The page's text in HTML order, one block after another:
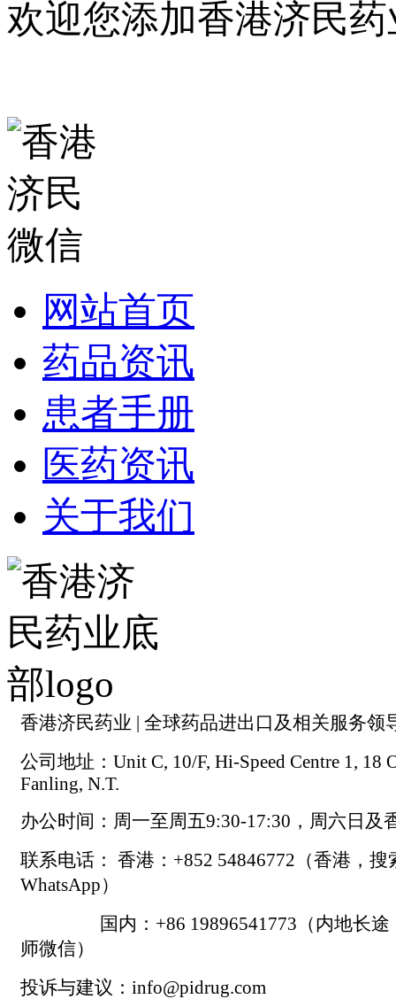
欢迎您添加香港济民
网站首页
药品资讯
患者手册
医药资讯
关于我们
香港济民药业 | 全球药品进出口及相关服务领
公司地址：Unit C, 10/F, Hi-Speed Centre 1, 18
Fanling, N.T.
办公时间：周一至周五9:30-17:30，周六日及
联系电话： 香港：+852 54846772（香港，搜
WhatsApp）
国内：+86 19896541773（内地长途
师微信）
投诉与建议：info@pidrug.com